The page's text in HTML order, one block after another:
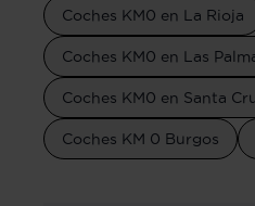
Coches KM0 en La Rioja
Coches KM0 en Las
Coches KM0 en Santa
Coches KM 0 Burgos